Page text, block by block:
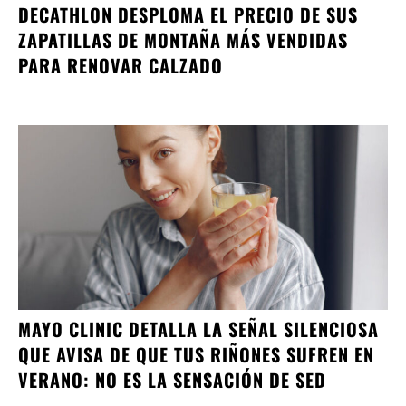
DECATHLON DESPLOMA EL PRECIO DE SUS
ZAPATILLAS DE MONTAÑA MÁS VENDIDAS
PARA RENOVAR CALZADO
MAYO CLINIC DETALLA LA SEÑAL SILENCIOSA
QUE AVISA DE QUE TUS RIÑONES SUFREN EN
VERANO: NO ES LA SENSACIÓN DE SED